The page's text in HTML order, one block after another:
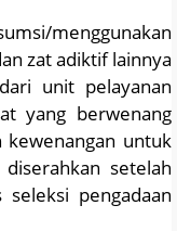
menggunakan
zat adiktif lainnya
unit pelayanan
yang berwenang
kewenangan untuk
setelah
pengadaan